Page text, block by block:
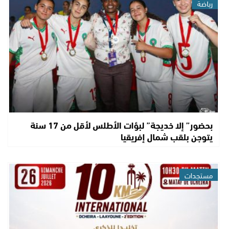
رياضة
بحضور” إلا خديجة” لبؤات الأطلس لأقل من 17 سنة
يتوجن بلقب شمال إفريقيا
مستجدات